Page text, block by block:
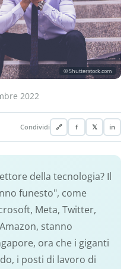
© Shutterstock.com
2022
Condividi 🔗 f 𝕏 in
della tecnologia? Il
funesto", come
Meta, Twitter,
stanno
ora che i giganti
i posti di lavoro di